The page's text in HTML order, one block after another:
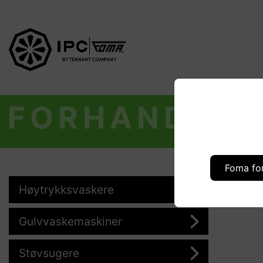
Foma
FORHANDLER
Høytrykksvaskere
Gulvvaskemaskiner
Støvsugere